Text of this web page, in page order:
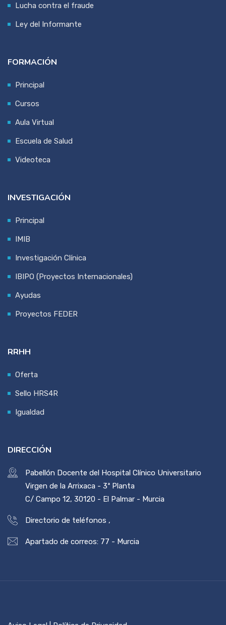
Lucha contra el fraude
Ley del Informante
FORMACIÓN
Principal
Cursos
Aula Virtual
Escuela de Salud
Videoteca
INVESTIGACIÓN
Principal
IMIB
Investigación Clínica
IBIPO (Proyectos Internacionales)
Ayudas
Proyectos FEDER
RRHH
Oferta
Sello HRS4R
Igualdad
DIRECCIÓN
Pabellón Docente del Hospital Clínico Universitario
Virgen de la Arrixaca - 3ª Planta
C/ Campo 12, 30120 - El Palmar - Murcia
Directorio de teléfonos ,
Apartado de correos: 77 - Murcia